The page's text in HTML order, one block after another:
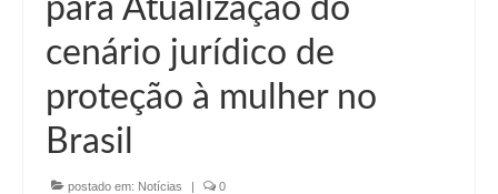
para Atualização do
cenário jurídico de
proteção à mulher no
Brasil
postado em: Notícias | 0